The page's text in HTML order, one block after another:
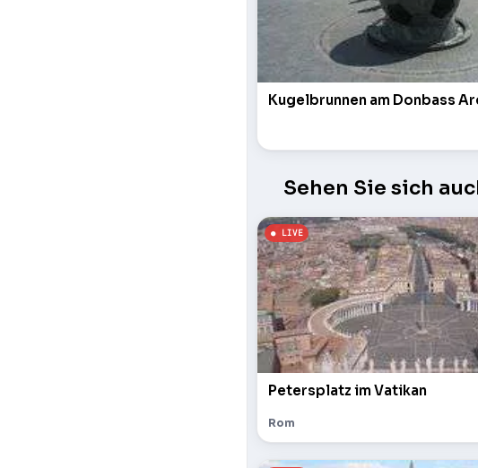
Kugelbrunnen am Donbass
Sehen Sie sich
Petersplatz im Vatikan
Rom